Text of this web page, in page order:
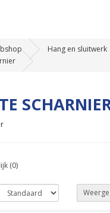
Hang en sluitwerk
(0)